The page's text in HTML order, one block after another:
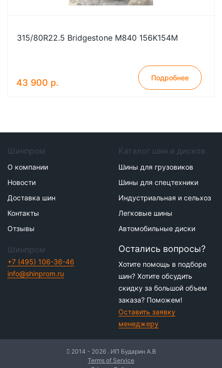
315/80R22.5 Bridgestone M840 156K154M
43 900 р. Подробнее
Шинпром
О компании
Новости
Доставка шин
Контакты
Отзывы
Каталог шин и дисков
Шины для грузовиков
Шины для спецтехники
Индустриальная и сельхоз
Легковые шины
Автомобильные диски
Шинпром
+7 (495) 106-36-46
info@shinprom.ru
Остались вопросы?
Хотите помощь в подборе
шин? Хотите обсудить
скидку за большой объем
заказа? Поможем!
Оставить заявку
менеджеру
2014 - 2026 . ИП Бударин А.В
Terms of Service